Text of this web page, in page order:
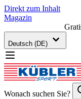
Direkt zum Inhalt
Magazin
Deutsch (DE)
Wonach suchen Sie?